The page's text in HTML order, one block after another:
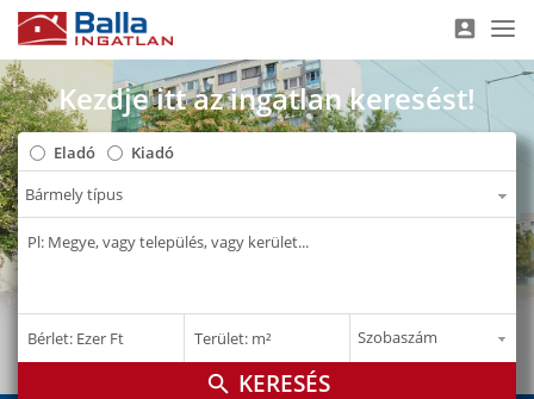
account_box
Kezdje itt az ingatlan keresést!
Eladó Kiadó
–
Bérlet: Ezer Ft –
Terület: m²
search